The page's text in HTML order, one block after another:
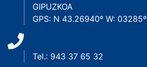
GIPUZKOA
GPS: N 43.26940º W: 03285º
Tel.: 943 37 65 32